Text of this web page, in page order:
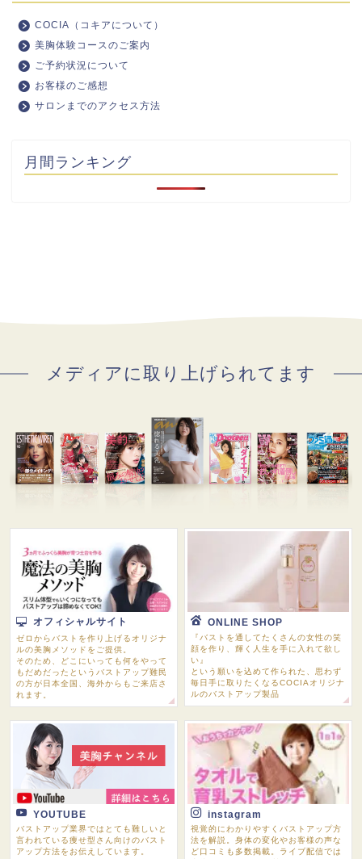
COCIA（コキアについて）
美胸体験コースのご案内
ご予約状況について
お客様のご感想
サロンまでのアクセス方法
月間ランキング
メディアに取り上げられてます
オフィシャルサイト
ゼロからバストを作り上げるオリジナ
ルの美胸メソッドをご提供。
そのため、どこにいっても何をやって
もだめだったというバストアップ難民
の方が日本全国、海外からもご来店さ
れます。
ONLINE SHOP
『バストを通してたくさんの女性の笑
顔を作り、輝く人生を手に入れて欲し
い』
という願いを込めて作られた、思わず
毎日手に取りたくなるCOCIAオリジナ
ルのバストアップ製品
YOUTUBE
バストアップ業界ではとても難しいと
言われている痩せ型さん向けのバスト
アップ方法をお伝えしています。
instagram
視覚的にわかりやすくバストアップ方
法を解説。身体の変化やお客様の声な
ど口コミも多数掲載。ライブ配信では